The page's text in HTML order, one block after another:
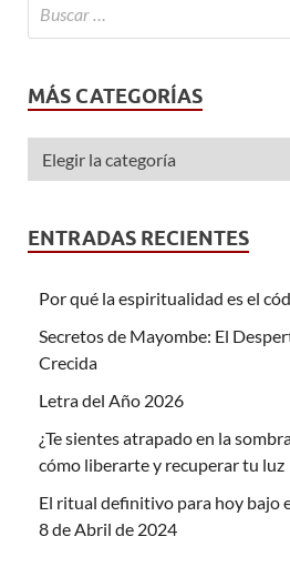
MÁS CATEGORÍAS
ENTRADAS RECIENTES
Por qué la espiritualidad es el
Secretos de Mayombe: El
Crecida
Letra del Año 2026
¿Te sientes atrapado en la
cómo liberarte y recuperar tu luz
El ritual definitivo para hoy bajo
8 de Abril de 2024